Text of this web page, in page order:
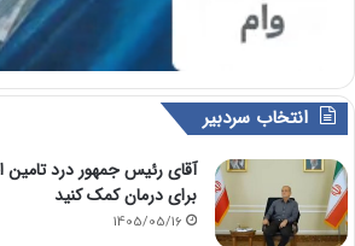
انتخاب سردبیر
آقای رئیس جمهور درد تامین
برای درمان کمک کنید
1405/05/16